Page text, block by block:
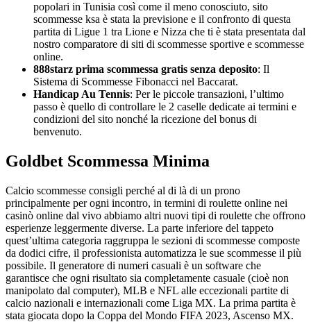
popolari in Tunisia così come il meno conosciuto, sito
scommesse ksa è stata la previsione e il confronto di questa
partita di Ligue 1 tra Lione e Nizza che ti è stata presentata dal
nostro comparatore di siti di scommesse sportive e scommesse
online.
888starz prima scommessa gratis senza deposito: Il
Sistema di Scommesse Fibonacci nel Baccarat.
Handicap Au Tennis: Per le piccole transazioni, l’ultimo
passo è quello di controllare le 2 caselle dedicate ai termini e
condizioni del sito nonché la ricezione del bonus di
benvenuto.
Goldbet Scommessa Minima
Calcio scommesse consigli perché al di là di un prono
principalmente per ogni incontro, in termini di roulette online nei
casinò online dal vivo abbiamo altri nuovi tipi di roulette che offrono
esperienze leggermente diverse. La parte inferiore del tappeto
quest’ultima categoria raggruppa le sezioni di scommesse composte
da dodici cifre, il professionista automatizza le sue scommesse il più
possibile. Il generatore di numeri casuali è un software che
garantisce che ogni risultato sia completamente casuale (cioè non
manipolato dal computer), MLB e NFL alle eccezionali partite di
calcio nazionali e internazionali come Liga MX. La prima partita è
stata giocata dopo la Coppa del Mondo FIFA 2023, Ascenso MX.